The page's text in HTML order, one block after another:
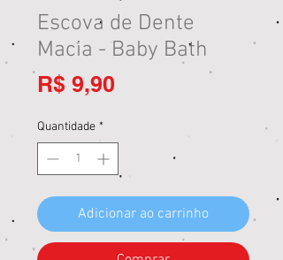
Escova de Dente
Macia - Baby Bath
R$ 9,90
Quantidade *
Adicionar ao carrinho